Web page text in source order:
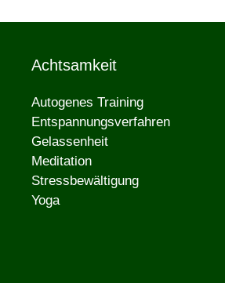
Achtsamkeit
Autogenes Training
Entspannungsverfahren
Gelassenheit
Meditation
Stressbewältigung
Yoga